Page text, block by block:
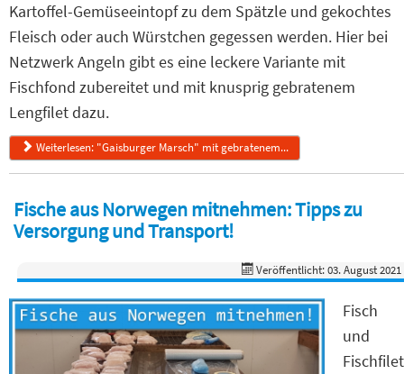
Kartoffel-Gemüseeintopf zu dem Spätzle und gekochtes
Fleisch oder auch Würstchen gegessen werden. Hier bei
Netzwerk Angeln gibt es eine leckere Variante mit
Fischfond zubereitet und mit knusprig gebratenem
Lengfilet dazu.
Weiterlesen: "Gaisburger Marsch" mit gebratenem...
Fische aus Norwegen mitnehmen: Tipps zu
Versorgung und Transport!
Veröffentlicht: 03. August 2021
Fisch
und
Fischfilet